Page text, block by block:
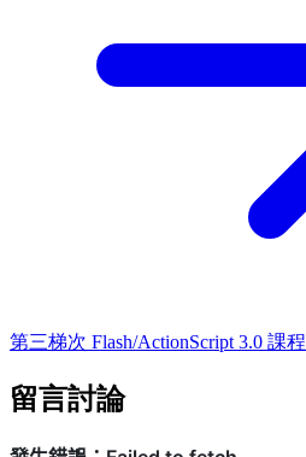
第三梯次 Flash/ActionScript 3.0 課程
留言討論